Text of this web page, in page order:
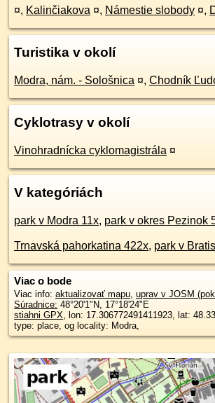
¤, Kalinčiakova ¤, Námestie slobody ¤,
Turistika v okolí
Modra, nám. - Sološnica ¤, Chodník
Cyklotrasy v okolí
Vinohradnícka cyklomagistrála ¤
V kategóriách
park v Modra 11x, park v okres Pezinok
Trnavská pahorkatina 422x, park v
Viac o bode
Viac info: aktualizovať mapu, uprav v JOSM
Súradnice: 48°20'1"N, 17°18'24"E
stiahni GPX, lon: 17.306772491411923, lat:
type: place, og locality: Modra,